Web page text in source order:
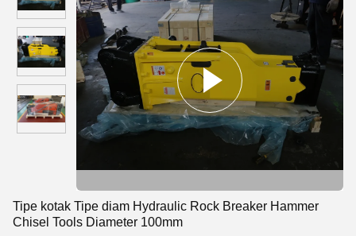
Tipe kotak Tipe diam Hydraulic Rock Breaker Hammer
Chisel Tools Diameter 100mm